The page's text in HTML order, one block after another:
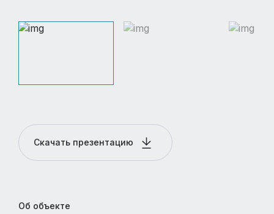
Скачать презентацию
Об объекте